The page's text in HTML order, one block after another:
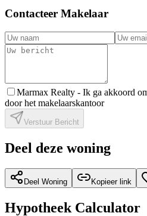
Contacteer Makelaar
Marmax Realty - Ik ga akkoord
door het makelaarskantoor
Verstuur Bericht
Deel deze woning
Deel Woning Kopieer link
Hypotheek Calculator